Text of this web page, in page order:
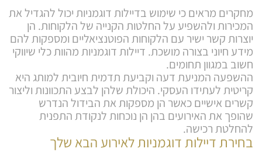
מחקרים מראים כי שימוש בדיילות דוגמניות יכול להגדיל את
המכירות ולהשפיע על החלטות הקנייה של הלקוחות. הן
יוצרות קשר ישיר עם הלקוחות הפוטנציאליים ומספקות להם
מידע חיוני בצורה מושכת. דיילות דוגמניות מהוות כלי שיווקי
חשוב במגוון תחומים.
ההשפעה המניעת דעה וקביעת תדמית חיובית למותג היא
קריטית לעתידו העסקי. היכולת שלהן לבצע התכוונות וליצור
קשרים אישיים כאשר הן מספקות את הבידול הנדרש
שהופך את האירועים בהן הן נוכחות לנקודת התפנית
להחלטת רכישה.
בחירת דיילות דוגמניות לאירוע הבא שלך